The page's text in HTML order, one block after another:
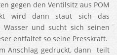
gegen den Ventilsitz aus POM
wird dann staut sich das
und sucht sich seinen
entfaltet so seine Presskraft.
Anschlag gedrückt, dann teilt